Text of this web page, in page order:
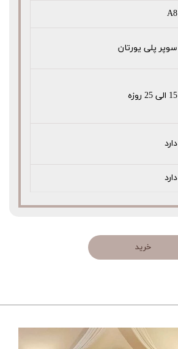
A8
سوپر پلی یورتان
15 الی 25 روزه
دارد
دارد
خرید